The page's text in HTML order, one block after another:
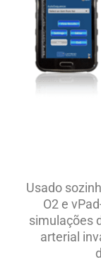
Usado
O2 e
simulações
arterial